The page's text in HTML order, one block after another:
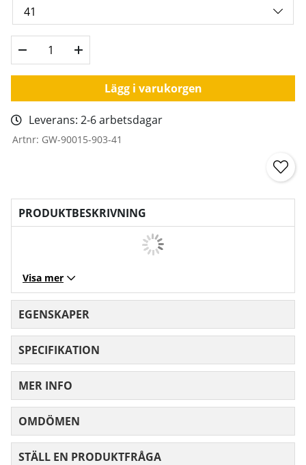
Lägg i varukorgen
Leverans: 2-6 arbetsdagar
Artnr: GW-90015-903-41
PRODUKTBESKRIVNING
Visa mer
EGENSKAPER
SPECIFIKATION
MER INFO
OMDÖMEN
STÄLL EN PRODUKTFRÅGA